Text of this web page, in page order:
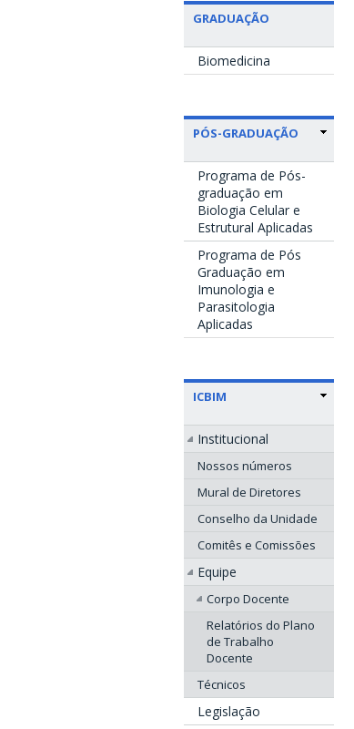
GRADUAÇÃO
Biomedicina
PÓS-GRADUAÇÃO
Programa de Pós-
graduação em
Biologia Celular e
Estrutural Aplicadas
Programa de Pós
Graduação em
Imunologia e
Parasitologia
Aplicadas
ICBIM
Institucional
Nossos números
Mural de Diretores
Conselho da Unidade
Comitês e Comissões
Equipe
Corpo Docente
Relatórios do Plano
de Trabalho
Docente
Técnicos
Legislação